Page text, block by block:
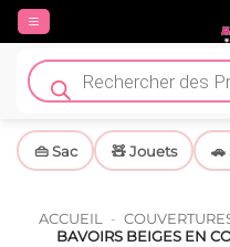
Passer
contenu
Recherche
de
produits
👜 Sac 🧸 Jouets 🚗
ACCUEIL -
BAVOIRS BEIGES EN